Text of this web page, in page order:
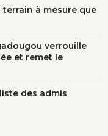
terrain à mesure que
verrouille
et remet le
des admis